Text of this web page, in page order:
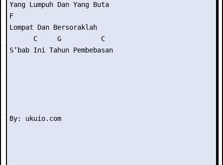
Yang Lumpuh Dan Yang Buta
F
Lompat Dan Bersoraklah
      C     G          C
S’bab Ini Tahun Pembebasan